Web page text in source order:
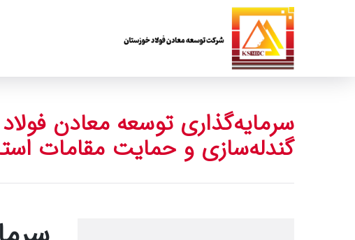
سرمایه‌گذاری توسعه معادن
گندله‌سازی و حمایت مقامات